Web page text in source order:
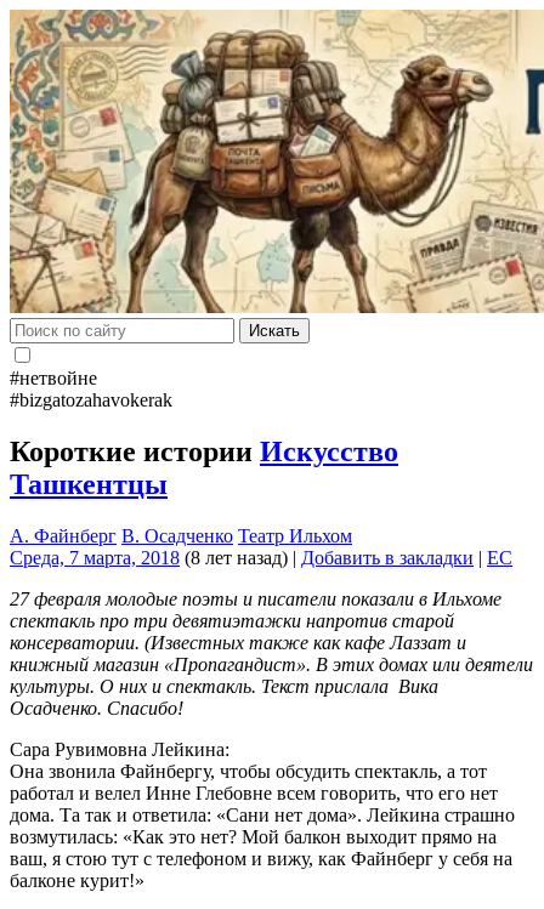
Искать
#нетвойне
#bizgatozahavokerak
Короткие истории Искусство
Ташкентцы
А. Файнберг В. Осадченко Театр Ильхом
Среда, 7 марта, 2018 (8 лет назад) | Добавить в закладки | EC
27 февраля молодые поэты и писатели показали в Ильхоме
спектакль про три девятиэтажки напротив старой
консерватории. (Известных также как кафе Лаззат и
книжный магазин «Пропагандист». В этих домах или деятели
культуры. О них и спектакль. Текст прислала Вика
Осадченко. Спасибо!
Сара Рувимовна Лейкина:
Она звонила Файнбергу, чтобы обсудить спектакль, а тот
работал и велел Инне Глебовне всем говорить, что его нет
дома. Та так и ответила: «Сани нет дома». Лейкина страшно
возмутилась: «Как это нет? Мой балкон выходит прямо на
ваш, я стою тут с телефоном и вижу, как Файнберг у себя на
балконе курит!»